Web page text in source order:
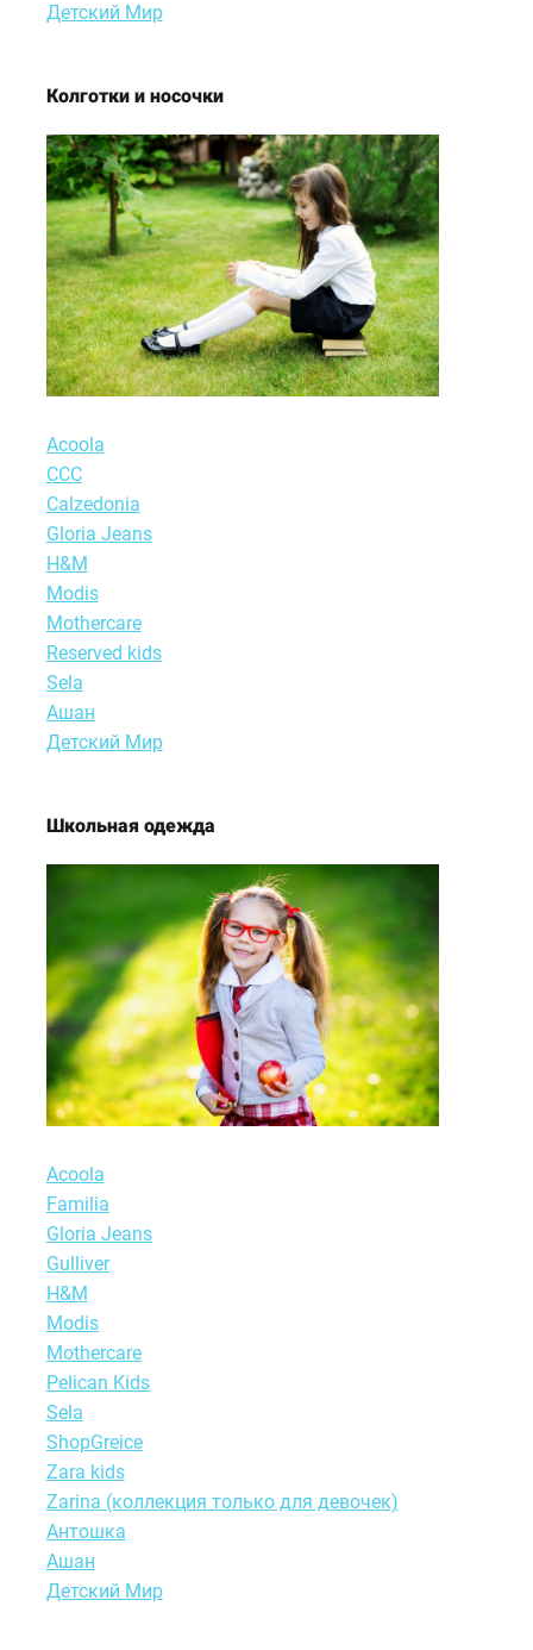
Детский Мир
Колготки и носочки
Acoola
ССС
Calzedonia
Gloria Jeans
H&M
Modis
Motherсare
Reserved kids
Sela
Ашан
Детский Мир
Школьная одежда
Acoola
Familia
Gloria Jeans
Gulliver
H&M
Modis
Motherсare
Pelican Kids
Sela
ShopGreice
Zara kids
Zarina (коллекция только для девочек)
Антошка
Ашан
Детский Мир